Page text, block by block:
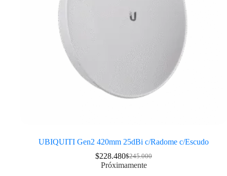
UBIQUITI Gen2 420mm 25dBi c/Radome c/Escudo
$245.000
$228.480
Próximamente